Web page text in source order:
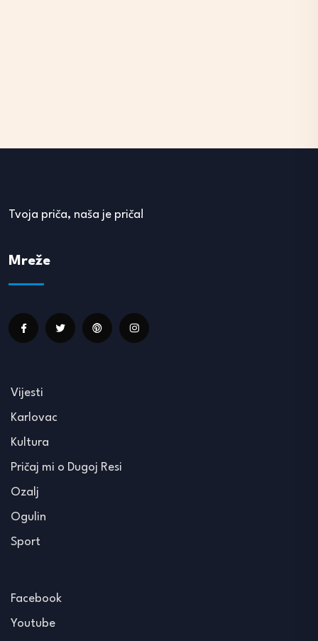
Tvoja priča, naša je priča!
Mreže
Vijesti
Karlovac
Kultura
Pričaj mi o Dugoj Resi
Ozalj
Ogulin
Sport
Facebook
Youtube